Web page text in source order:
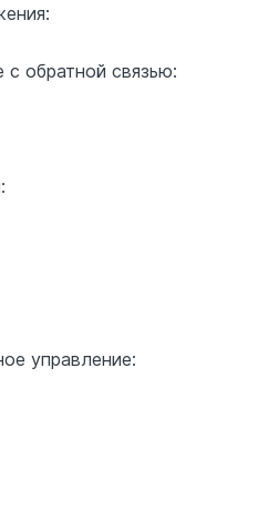
с обратной связью:
управление: